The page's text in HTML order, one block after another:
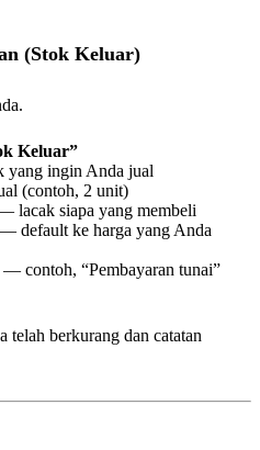
(Stok Keluar)
Keluar”
yang ingin Anda jual
(contoh, 2 unit)
lacak siapa yang membeli
— default ke harga yang Anda
— contoh, “Pembayaran tunai”
telah berkurang dan catatan